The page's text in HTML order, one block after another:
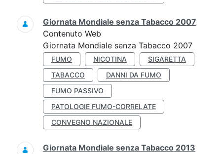
Giornata Mondiale senza Tabacco 2007
Contenuto Web
Giornata Mondiale senza Tabacco 2007
FUMO NICOTINA
SIGARETTA
TABACCO
DANNI DA FUMO
FUMO PASSIVO
PATOLOGIE FUMO-CORRELATE
CONVEGNO NAZIONALE
Giornata Mondiale senza Tabacco 2013